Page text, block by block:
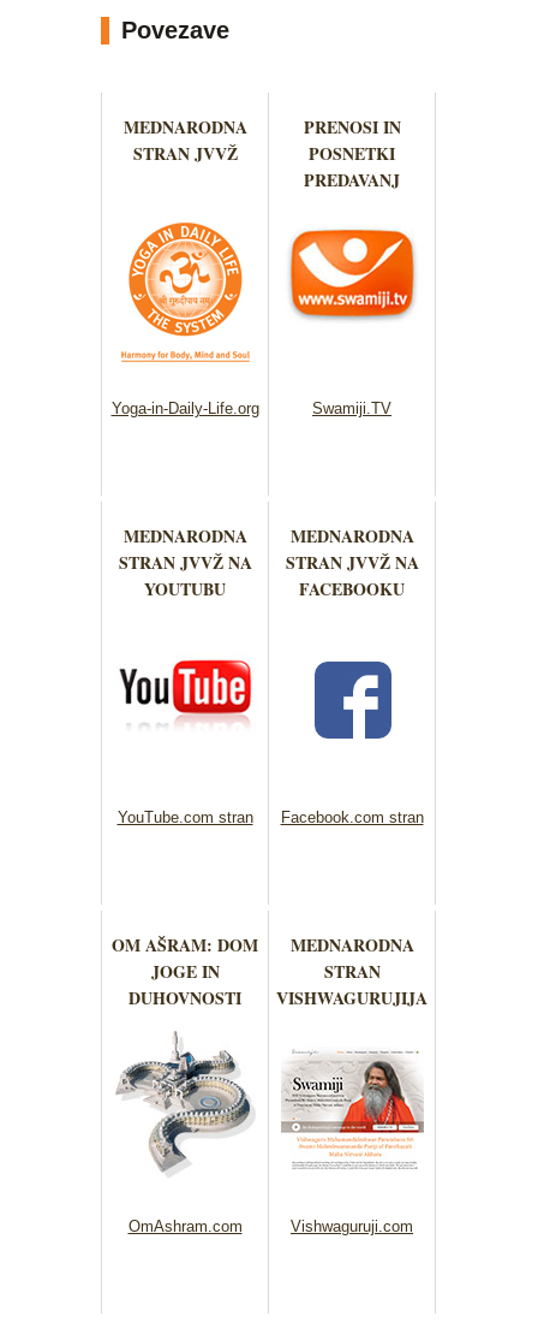
Povezave
MEDNARODNA
STRAN JVVŽ
Yoga-in-Daily-Life.org
PRENOSI IN
POSNETKI
PREDAVANJ
Swamiji.TV
MEDNARODNA
STRAN JVVŽ NA
YOUTUBU
YouTube.com stran
MEDNARODNA
STRAN JVVŽ NA
FACEBOOKU
Facebook.com stran
OM AŠRAM: DOM
JOGE IN
DUHOVNOSTI
OmAshram.com
MEDNARODNA
STRAN
VISHWAGURUJIJA
Vishwaguruji.com